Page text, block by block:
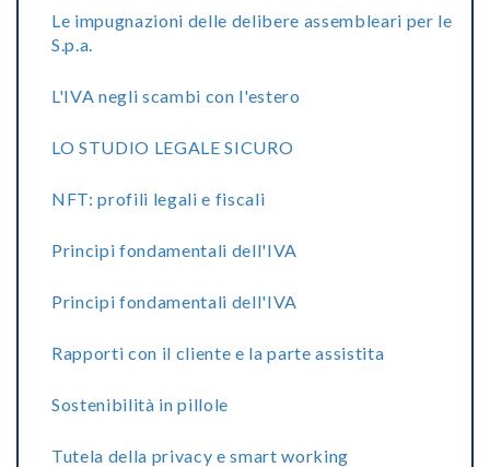
Le impugnazioni delle delibere assembleari per le
S.p.a.
L'IVA negli scambi con l'estero
LO STUDIO LEGALE SICURO
NFT: profili legali e fiscali
Principi fondamentali dell'IVA
Principi fondamentali dell'IVA
Rapporti con il cliente e la parte assistita
Sostenibilità in pillole
Tutela della privacy e smart working